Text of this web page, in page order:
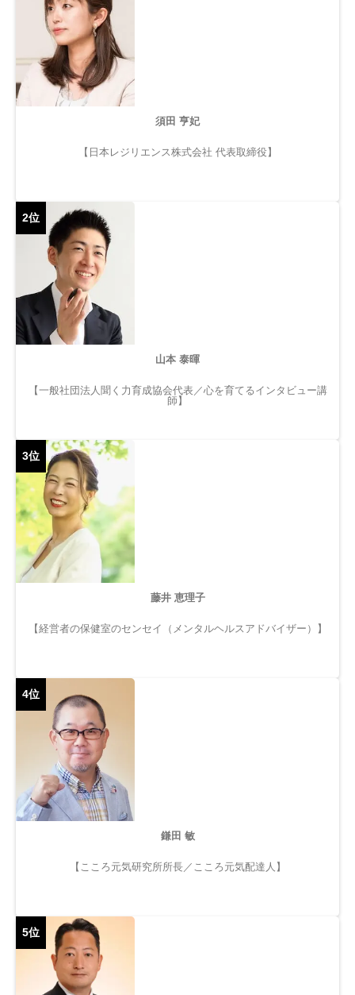
須田 亨妃
【日本レジリエンス株式会社 代表取締役】
2位
山本 泰暉
【一般社団法人聞く力育成協会代表／心を育てるインタビュー講
師】
3位
藤井 恵理子
【経営者の保健室のセンセイ（メンタルヘルスアドバイザー）】
4位
鎌田 敏
【こころ元気研究所所長／こころ元気配達人】
5位